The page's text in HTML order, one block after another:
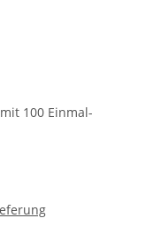
100 Einmal-